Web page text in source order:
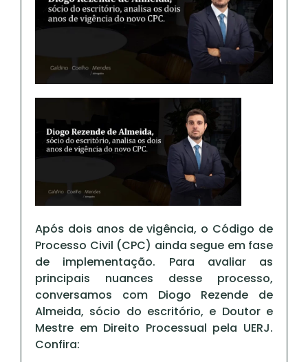
Após dois anos de vigência, o Código de
Processo Civil (CPC) ainda segue em fase
de implementação. Para avaliar as
principais nuances desse processo,
conversamos com Diogo Rezende de
Almeida, sócio do escritório, e Doutor e
Mestre em Direito Processual pela UERJ.
Confira: